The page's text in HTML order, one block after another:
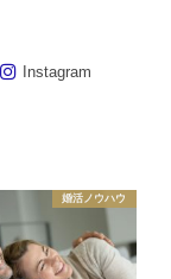
Instagram
婚活ノウハウ